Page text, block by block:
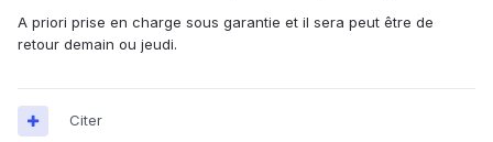
A priori prise en charge sous garantie et il sera peut être de
retour demain ou jeudi.
Citer